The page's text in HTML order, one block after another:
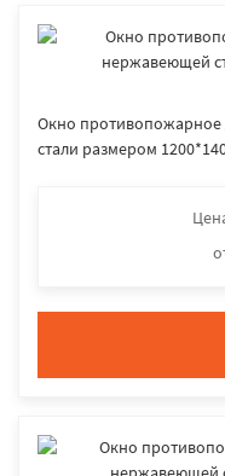
Окно противопожарное
стали размером